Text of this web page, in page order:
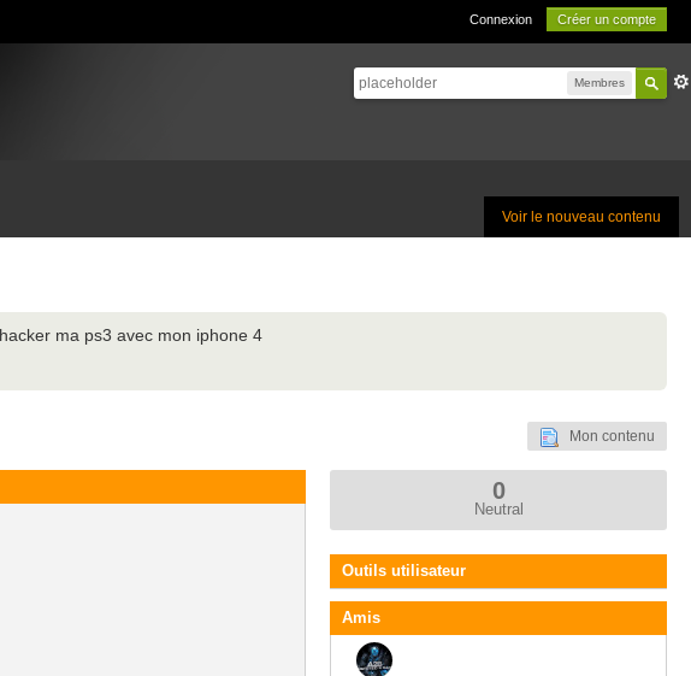
Connexion Créer un compte
Membres
Voir le nouveau contenu
ma ps3 avec mon iphone 4
Mon contenu
0
Neutral
Outils utilisateur
Amis